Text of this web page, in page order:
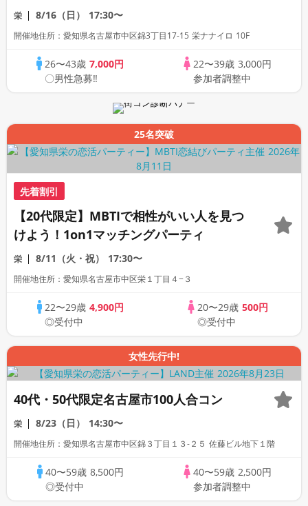
ント！！
栄 8/16（日） 17:30〜
開催地住所：愛知県名古屋市中区錦3丁目17-15 栄ナナイロ 10F
26〜43歳 7,000円
〇男性急募‼
22〜39歳 3,000円
参加者調整中
25名突破
先着割引
【20代限定】MBTIで相性がいい人を見つ
けよう！1on1マッチングパーティ
栄 8/11（火・祝） 17:30〜
開催地住所：愛知県名古屋市中区栄１丁目４−３
22〜29歳4,900円
◎受付中
20〜29歳 500円
◎受付中
女性先行中!
40代・50代限定名古屋市100人合コン
栄 8/23（日） 14:30〜
開催地住所：愛知県名古屋市中区錦３丁目１３-２５ 佐藤ビル地下１階
40〜59歳 8,500円
◎受付中
40〜59歳 2,500円
参加者調整中